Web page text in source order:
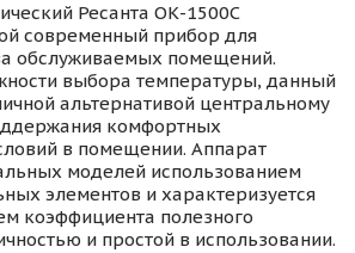
Ресанта ОК-1500С
современный прибор для
обслуживаемых помещений.
выбора температуры, данный
альтернативой центральному
комфортных
в помещении. Аппарат
моделей использованием
элементов и характеризуется
коэффициента полезного
и простой в использовании.